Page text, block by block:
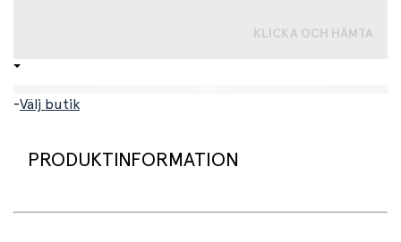
KLICKA OCH HÄMTA
-Välj butik
PRODUKTINFORMATION